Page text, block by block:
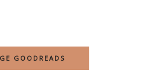
GOODREADS